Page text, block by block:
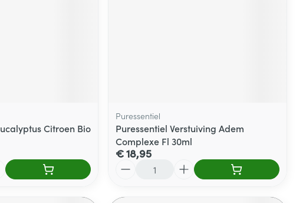
Citroen Bio
Puressentiel
Puressentiel Verstuiving Adem
Complexe Fl 30ml
€ 18,95